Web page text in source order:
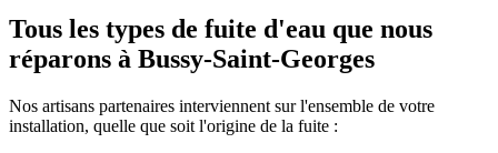
Tous les types de fuite d'eau que nous
réparons à Bussy-Saint-Georges
Nos artisans partenaires interviennent sur l'ensemble de votre
installation, quelle que soit l'origine de la fuite :